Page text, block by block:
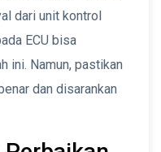
dari unit kontrol
ECU bisa
ini. Namun, pastikan
dan disarankan